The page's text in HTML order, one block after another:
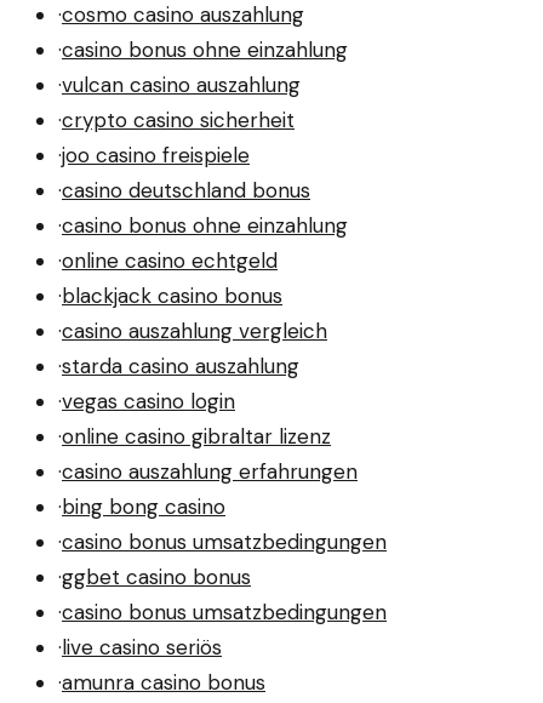
·cosmo casino auszahlung
·casino bonus ohne einzahlung
·vulcan casino auszahlung
·crypto casino sicherheit
·joo casino freispiele
·casino deutschland bonus
·casino bonus ohne einzahlung
·online casino echtgeld
·blackjack casino bonus
·casino auszahlung vergleich
·starda casino auszahlung
·vegas casino login
·online casino gibraltar lizenz
·casino auszahlung erfahrungen
·bing bong casino
·casino bonus umsatzbedingungen
·ggbet casino bonus
·casino bonus umsatzbedingungen
·live casino seriös
·amunra casino bonus